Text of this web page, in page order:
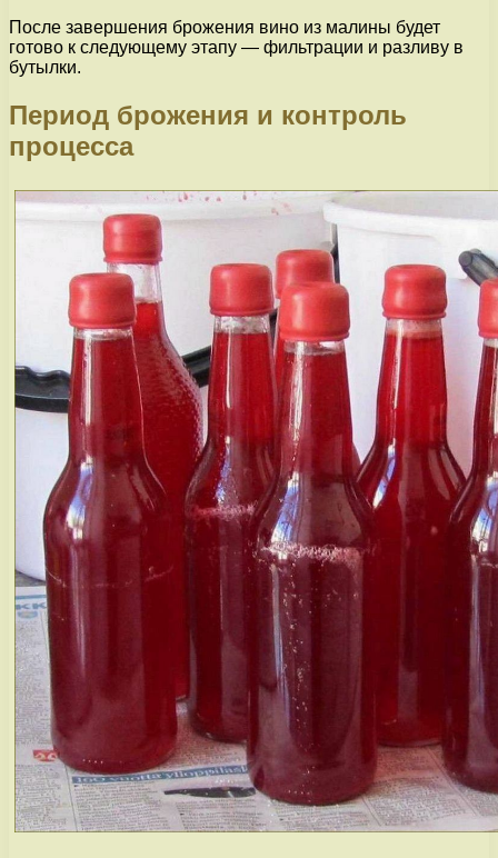
После завершения брожения вино из малины будет
готово к следующему этапу — фильтрации и разливу в
бутылки.
Период брожения и контроль
процесса